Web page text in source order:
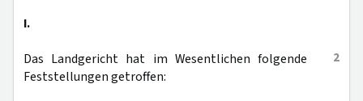
I.
2
Das Landgericht hat im Wesentlichen folgende
Feststellungen getroffen: